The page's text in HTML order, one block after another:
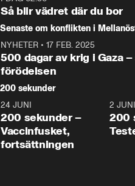
väljare till valet i höst.
Så blir vädret där du bor
Senaste om konflikten i
NYHETER • 17 FEB. 2025
500 dagar av krig i Gaza –
förödelsen
200 sekunder
5:00
24 JUNI
200 sekunder –
Vaccinfusket,
fortsättningen
2 JUNI
200